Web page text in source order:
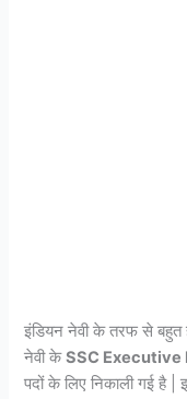
इंडियन नेवी के तरफ से बहुत
नेवी केSSC Executive
पदों के लिए निकाली गई है |